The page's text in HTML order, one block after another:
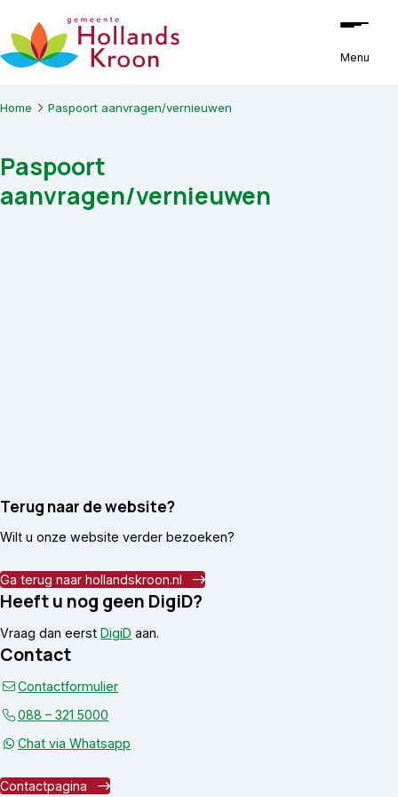
Ga naar de inhoud
Menu
Home Paspoort aanvragen/vernieuwen
Paspoort
aanvragen/vernieuwen
Terug naar de website?
Wilt u onze website verder bezoeken?
Ga terug naar hollandskroon.nl
Heeft u nog geen DigiD?
Vraag dan eerst DigiD aan.
Contact
Contactformulier
088 – 321 5000
Chat via Whatsapp
Contactpagina